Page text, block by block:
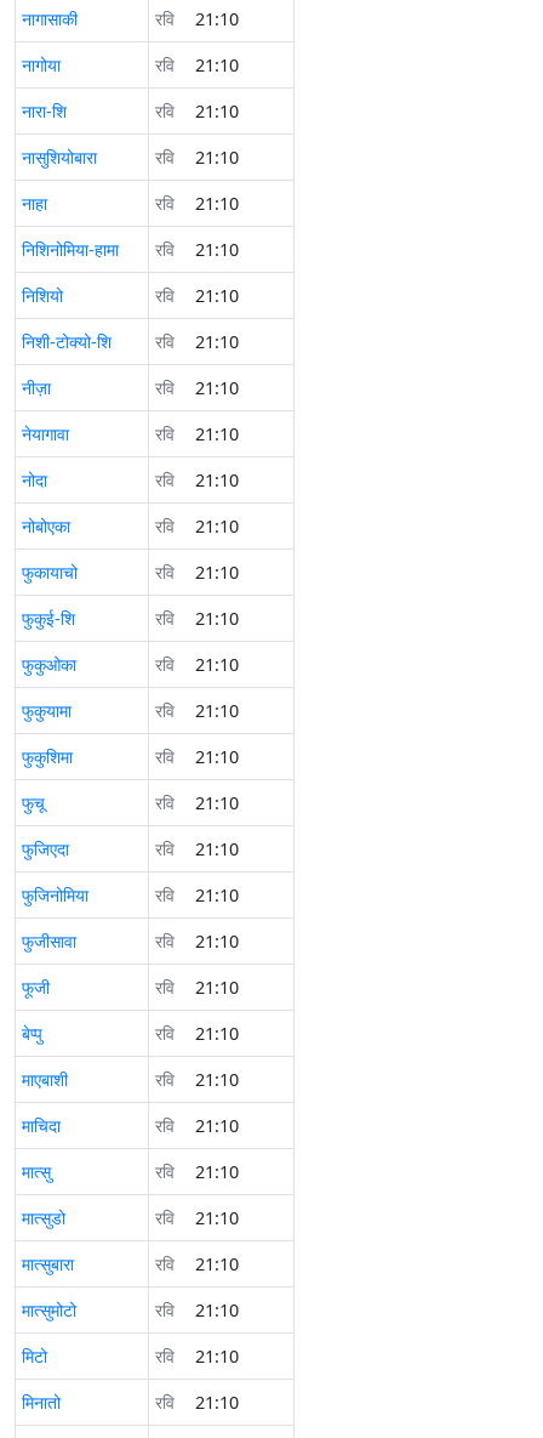
नागासाकी
रवि
21:10
नागोया
रवि
21:10
नारा-शि
रवि
21:10
नासुशियोबारा
रवि
21:10
नाहा
रवि
21:10
निशिनोमिया-हामा
रवि
21:10
निशियो
रवि
21:10
निशी-टोक्यो-शि
रवि
21:10
नीज़ा
रवि
21:10
नेयागावा
रवि
21:10
नोदा
रवि
21:10
नोबोएका
रवि
21:10
फुकायाचो
रवि
21:10
फुकुई-शि
रवि
21:10
फुकुओका
रवि
21:10
फुकुयामा
रवि
21:10
फुकुशिमा
रवि
21:10
फुचू
रवि
21:10
फुजिएदा
रवि
21:10
फुजिनोमिया
रवि
21:10
फुजीसावा
रवि
21:10
फूजी
रवि
21:10
बेप्पु
रवि
21:10
माएबाशी
रवि
21:10
माचिदा
रवि
21:10
मात्सु
रवि
21:10
मात्सुडो
रवि
21:10
मात्सुबारा
रवि
21:10
मात्सुमोटो
रवि
21:10
मिटो
रवि
21:10
मिनातो
रवि
21:10